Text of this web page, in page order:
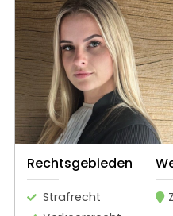
Rechtsgebieden
Strafrecht